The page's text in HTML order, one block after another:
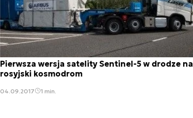
Pierwsza wersja satelity Sentinel-5 w drodze na
rosyjski kosmodrom
04.09.2017 1 min.